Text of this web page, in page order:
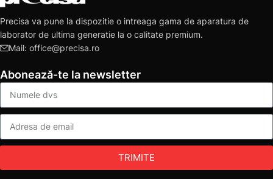
Precisa va pune la dispozitie o intreaga gama de aparatura de
laborator de ultima generatie la o calitate premium.
Mail: office@precisa.ro
Abonează-te la newsletter
TRIMITE